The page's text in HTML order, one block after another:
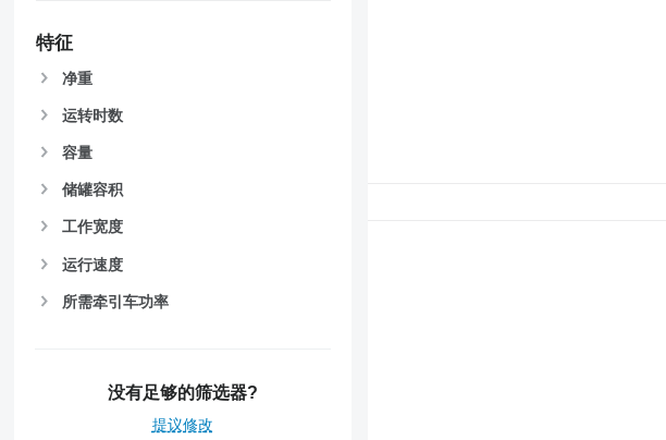
特征
净重
运转时数
容量
储罐容积
工作宽度
运行速度
所需牵引车功率
没有足够的筛选器?
提议修改